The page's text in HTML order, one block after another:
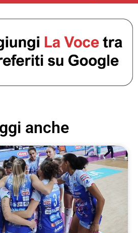
anche